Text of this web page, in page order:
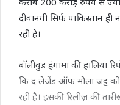
दीवानगी सिर्फ पाकिस्तान
रही है।
बॉलीवुड हंगामा की हालिया
कि द लेजेंड ऑफ मौला जट्ट को
रही है। इसकी रिलीज़ की